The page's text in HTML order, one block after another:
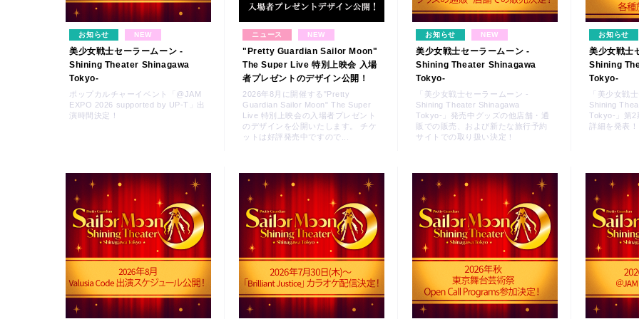
お知らせ NEW
美少女戦士セーラームーン -
Shining Theater Shinagawa
Tokyo-
ポップカルチャーイベント「@JAM
EXPO 2026 supported by UP-T」出
演時間決定！
ニュース NEW
"Pretty Guardian Sailor Moon"
The Super Live 特別上映会 入場
者プレゼントのデザイン公開！
2026年8月に開催する"Pretty
Guardian Sailor Moon" The Super
Live 特別上映会の入場者プレゼント
のデザインを公開いたします。 チケ
ットは好評発売中ですので...
お知らせ NEW
美少女戦士セーラームーン -
Shining Theater Shinagawa
Tokyo-
「美少女戦士セーラームーン -
Shining Theater Shinagawa
Tokyo-」発売中グッズの他店舗・通
販での販売、および新たな旅行予約
サイトでの取り扱い決定！
お知らせ
美少女戦士
Shining
Tokyo-
「美少女戦
Shining
Tokyo-」第2
詳細を発表！